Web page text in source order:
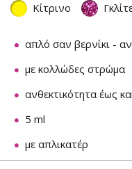
Κίτρινο
απλό σαν βερνίκι -
με κολλώδες στρώμα
ανθεκτικότητα έως
5 ml
με απλικατέρ